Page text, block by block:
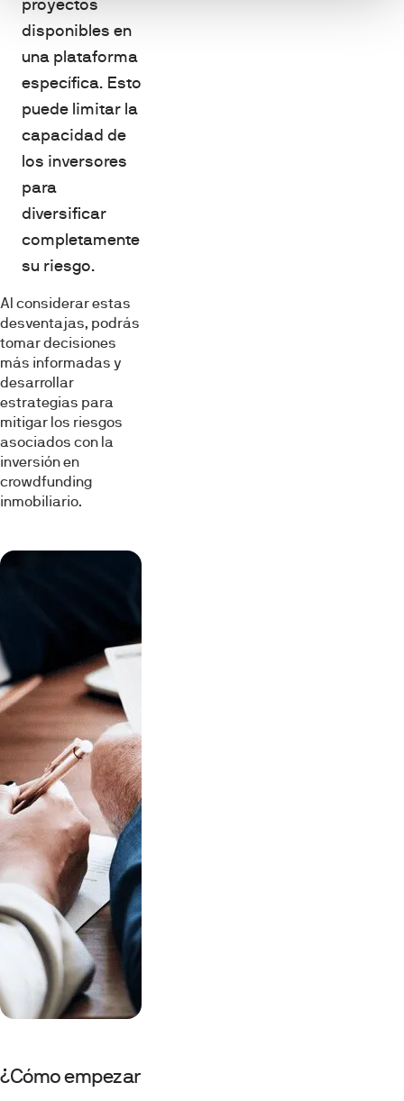
proyectos
disponibles en
una plataforma
específica. Esto
puede limitar la
capacidad de
los inversores
para
diversificar
completamente
su riesgo.
Al considerar estas
desventajas, podrás
tomar decisiones
más informadas y
desarrollar
estrategias para
mitigar los riesgos
asociados con la
inversión en
crowdfunding
inmobiliario.
¿Cómo empezar